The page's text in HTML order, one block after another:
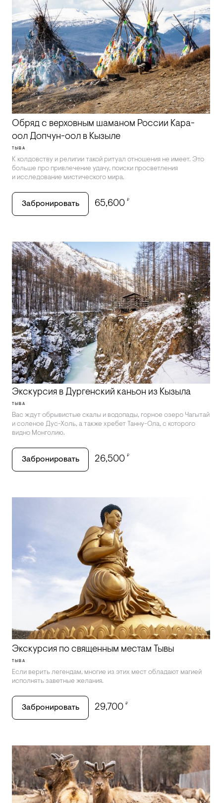
Обряд с верховным шаманом России Кара-
оол Допчун-оол в Кызыле
ТЫВА
К колдовству и религии такой ритуал отношения не имеет. Это
больше про привлечение удачу, поиски просветления
и исследование мистического мира.
Забронировать 65,600 ₽
Экскурсия в Дургенский каньон из Кызыла
ТЫВА
Вас ждут обрывистые скалы и водопады, горное озеро Чагытай
и соленое Дус-Холь, а также хребет Танну-Ола, с которого
видно Монголию.
Забронировать 26,500 ₽
Экскурсия по священным местам Тывы
ТЫВА
Если верить легендам, многие из этих мест обладают магией
исполнять заветные желания.
Забронировать 29,700 ₽